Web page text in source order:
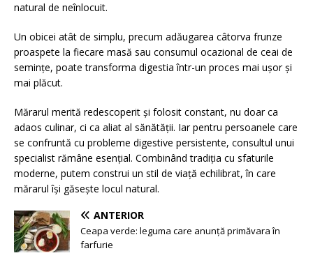
natural de neînlocuit.
Un obicei atât de simplu, precum adăugarea câtorva frunze
proaspete la fiecare masă sau consumul ocazional de ceai de
semințe, poate transforma digestia într-un proces mai ușor și
mai plăcut.
Mărarul merită redescoperit și folosit constant, nu doar ca
adaos culinar, ci ca aliat al sănătății. Iar pentru persoanele care
se confruntă cu probleme digestive persistente, consultul unui
specialist rămâne esențial. Combinând tradiția cu sfaturile
moderne, putem construi un stil de viață echilibrat, în care
mărarul își găsește locul natural.
ANTERIOR
Ceapa verde: leguma care anunță primăvara în
farfurie